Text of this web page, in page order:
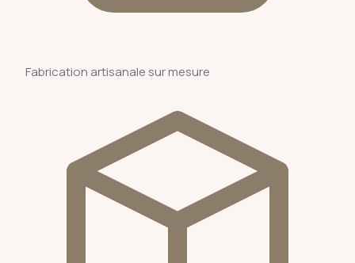
Fabrication artisanale sur mesure